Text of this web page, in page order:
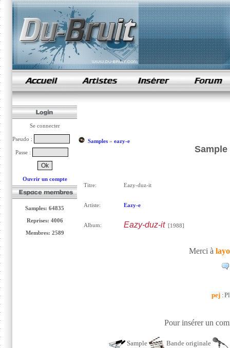
samples de rap
Se connecter
Pseudo :
Passe :
Ouvrir un compte
Samples: 64835
Reprises: 4006
Membres: 2589
Samples» eazy-e
Sample
Titre: Eazy-duz-it
Artiste: Eazy-e
Album: Eazy-duz-it[1988]
Merci à
pej :
Pour insérer un
Sample Bande originale